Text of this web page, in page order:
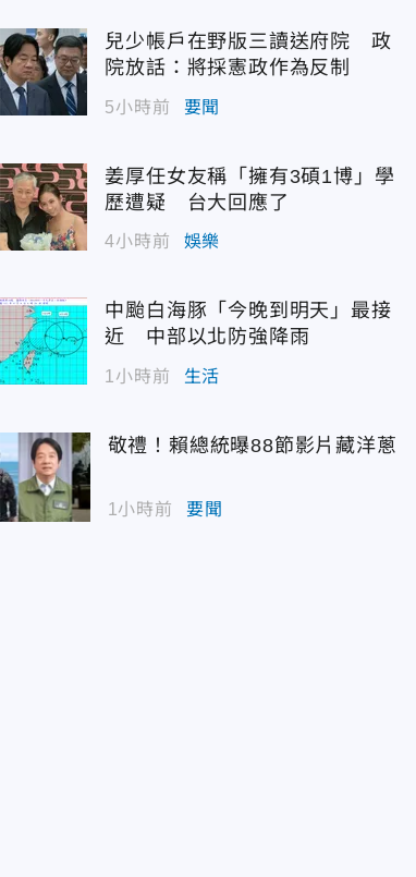
兒少帳戶在野版三讀送府院 政
院放話：將採憲政作為反制
5小時前 要聞
姜厚任女友稱「擁有3碩1博」學
歷遭疑 台大回應了
4小時前 娛樂
中颱白海豚「今晚到明天」最接
近 中部以北防強降雨
1小時前 生活
敬禮！賴總統曝88節影片藏洋蔥
1小時前 要聞